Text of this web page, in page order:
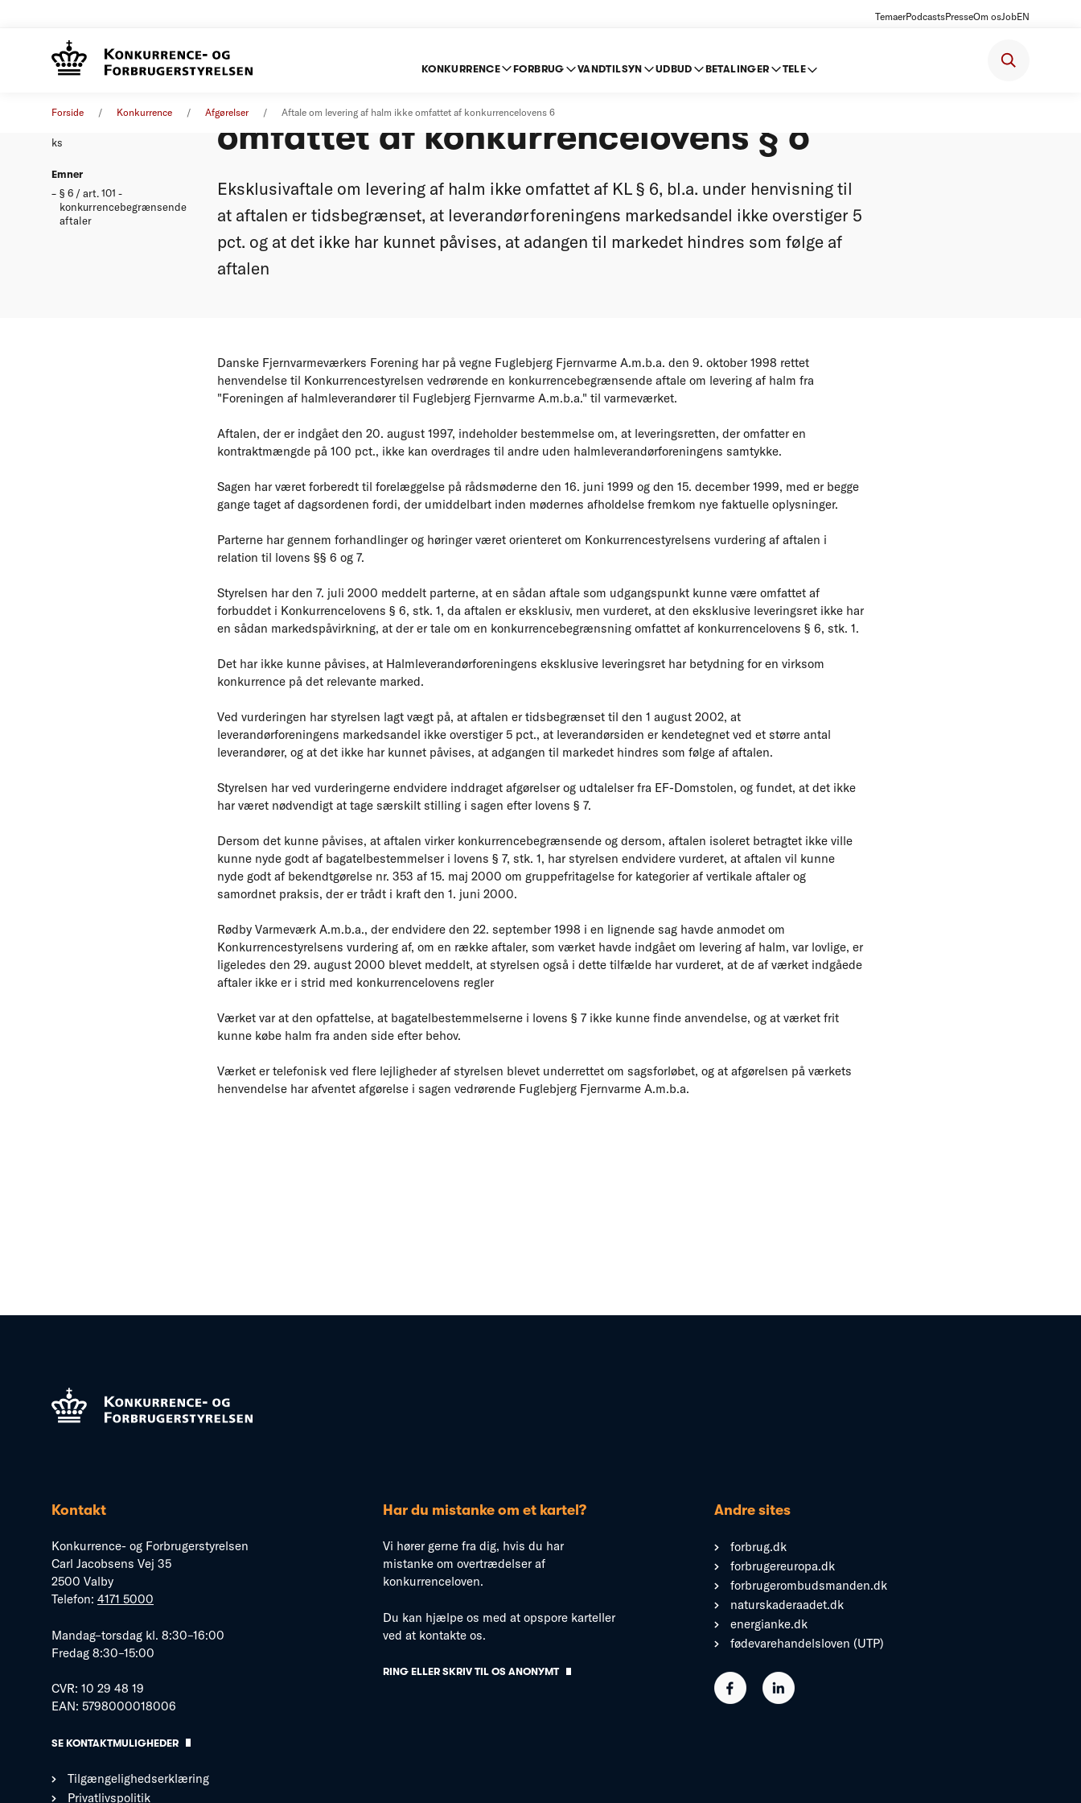
TemaerPodcastsPresseOm osJobEN
KONKURRENCE FORBRUG VANDTILSYN UDBUD BETALINGER TELE
Forside Konkurrence Afgørelser Aftale om levering af halm ikke omfattet af konkurrencelovens 6
ks
Emner
§ 6 / art. 101 -
konkurrencebegrænsende
aftaler
omfattet af konkurrencelovens § 6
Eksklusivaftale om levering af halm ikke omfattet af KL § 6, bl.a. under henvisning til
at aftalen er tidsbegrænset, at leverandørforeningens markedsandel ikke overstiger 5
pct. og at det ikke har kunnet påvises, at adangen til markedet hindres som følge af
aftalen
Danske Fjernvarmeværkers Forening har på vegne Fuglebjerg Fjernvarme A.m.b.a. den 9. oktober 1998 rettet
henvendelse til Konkurrencestyrelsen vedrørende en konkurrencebegrænsende aftale om levering af halm fra
"Foreningen af halmleverandører til Fuglebjerg Fjernvarme A.m.b.a." til varmeværket.
Aftalen, der er indgået den 20. august 1997, indeholder bestemmelse om, at leveringsretten, der omfatter en
kontraktmængde på 100 pct., ikke kan overdrages til andre uden halmleverandørforeningens samtykke.
Sagen har været forberedt til forelæggelse på rådsmøderne den 16. juni 1999 og den 15. december 1999, med er begge
gange taget af dagsordenen fordi, der umiddelbart inden mødernes afholdelse fremkom nye faktuelle oplysninger.
Parterne har gennem forhandlinger og høringer været orienteret om Konkurrencestyrelsens vurdering af aftalen i
relation til lovens §§ 6 og 7.
Styrelsen har den 7. juli 2000 meddelt parterne, at en sådan aftale som udgangspunkt kunne være omfattet af
forbuddet i Konkurrencelovens § 6, stk. 1, da aftalen er eksklusiv, men vurderet, at den eksklusive leveringsret ikke har
en sådan markedspåvirkning, at der er tale om en konkurrencebegrænsning omfattet af konkurrencelovens § 6, stk. 1.
Det har ikke kunne påvises, at Halmleverandørforeningens eksklusive leveringsret har betydning for en virksom
konkurrence på det relevante marked.
Ved vurderingen har styrelsen lagt vægt på, at aftalen er tidsbegrænset til den 1 august 2002, at
leverandørforeningens markedsandel ikke overstiger 5 pct., at leverandørsiden er kendetegnet ved et større antal
leverandører, og at det ikke har kunnet påvises, at adgangen til markedet hindres som følge af aftalen.
Styrelsen har ved vurderingerne endvidere inddraget afgørelser og udtalelser fra EF-Domstolen, og fundet, at det ikke
har været nødvendigt at tage særskilt stilling i sagen efter lovens § 7.
Dersom det kunne påvises, at aftalen virker konkurrencebegrænsende og dersom, aftalen isoleret betragtet ikke ville
kunne nyde godt af bagatelbestemmelser i lovens § 7, stk. 1, har styrelsen endvidere vurderet, at aftalen vil kunne
nyde godt af bekendtgørelse nr. 353 af 15. maj 2000 om gruppefritagelse for kategorier af vertikale aftaler og
samordnet praksis, der er trådt i kraft den 1. juni 2000.
Rødby Varmeværk A.m.b.a., der endvidere den 22. september 1998 i en lignende sag havde anmodet om
Konkurrencestyrelsens vurdering af, om en række aftaler, som værket havde indgået om levering af halm, var lovlige, er
ligeledes den 29. august 2000 blevet meddelt, at styrelsen også i dette tilfælde har vurderet, at de af værket indgåede
aftaler ikke er i strid med konkurrencelovens regler
Værket var at den opfattelse, at bagatelbestemmelserne i lovens § 7 ikke kunne finde anvendelse, og at værket frit
kunne købe halm fra anden side efter behov.
Værket er telefonisk ved flere lejligheder af styrelsen blevet underrettet om sagsforløbet, og at afgørelsen på værkets
henvendelse har afventet afgørelse i sagen vedrørende Fuglebjerg Fjernvarme A.m.b.a.
Kontakt
Konkurrence- og Forbrugerstyrelsen
Carl Jacobsens Vej 35
2500 Valby
Telefon: 4171 5000
Mandag–torsdag kl. 8:30–16:00
Fredag 8:30–15:00
CVR: 10 29 48 19
EAN: 5798000018006
SE KONTAKTMULIGHEDER
Tilgængelighedserklæring
Privatlivspolitik
Har du mistanke om et kartel?
Vi hører gerne fra dig, hvis du har
mistanke om overtrædelser af
konkurrenceloven.
Du kan hjælpe os med at opspore karteller
ved at kontakte os.
RING ELLER SKRIV TIL OS ANONYMT
Andre sites
forbrug.dk
forbrugereuropa.dk
forbrugerombudsmanden.dk
naturskaderaadet.dk
energianke.dk
fødevarehandelsloven (UTP)